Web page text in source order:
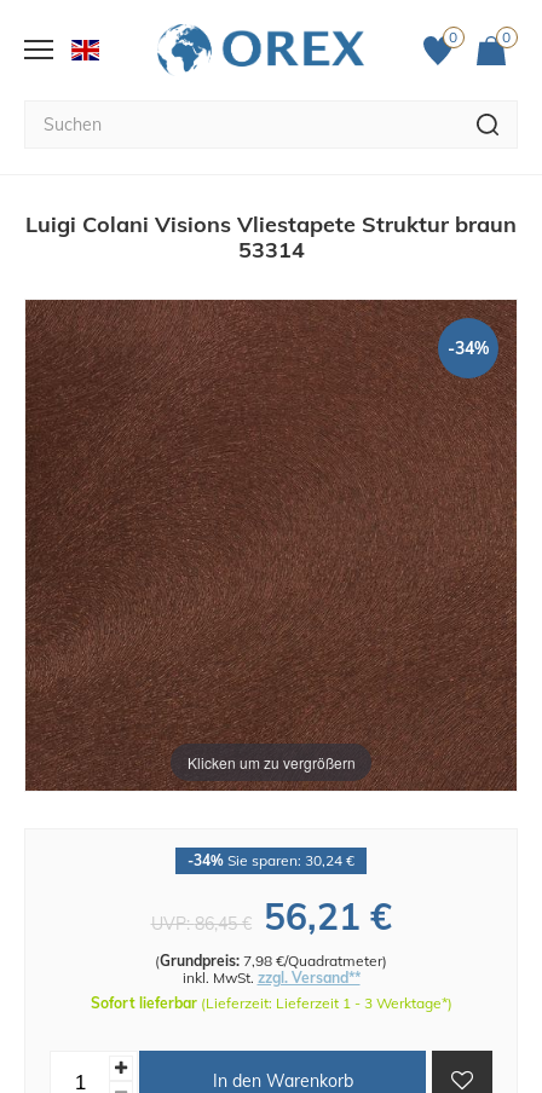
0 0
Luigi Colani Visions Vliestapete Struktur braun
53314
Klicken um zu vergrößern
-34%
-34% Sie sparen: 30,24 €
UVP:86,45 € 56,21 €
(Grundpreis: 7,98 €/Quadratmeter)
inkl. MwSt. zzgl. Versand**
Sofort lieferbar (Lieferzeit: Lieferzeit 1 - 3 Werktage*)
In den Warenkorb